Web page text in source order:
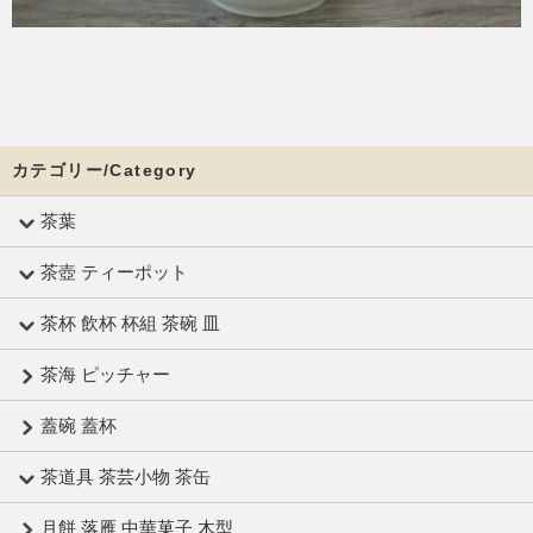
カテゴリー/Category
茶葉
茶壺 ティーポット
茶杯 飲杯 杯組 茶碗 皿
茶海 ピッチャー
蓋碗 蓋杯
茶道具 茶芸小物 茶缶
月餅 落雁 中華菓子 木型